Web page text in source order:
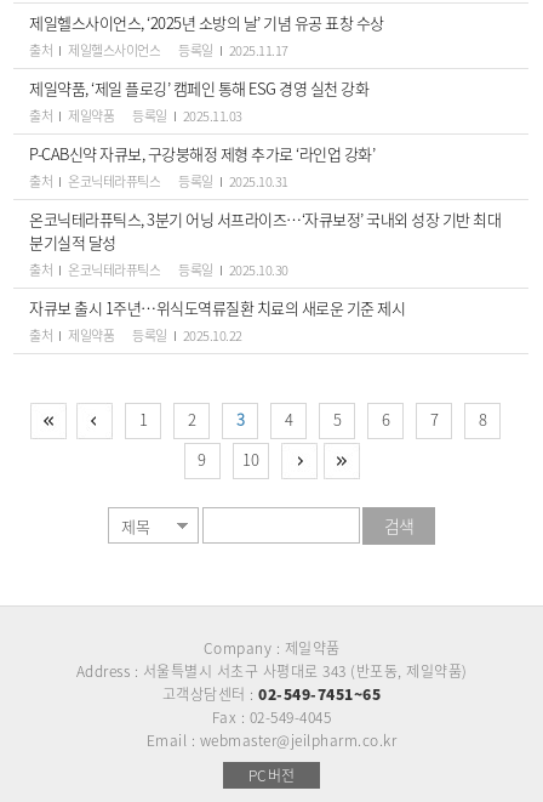
제일헬스사이언스, ‘2025년 소방의 날’ 기념 유공 표창 수상
출처 제일헬스사이언스 등록일 2025.11.17
제일약품, ‘제일 플로깅’ 캠페인 통해 ESG 경영 실천 강화
출처 제일약품 등록일 2025.11.03
P-CAB신약 자큐보, 구강붕해정 제형 추가로 ‘라인업 강화’
출처 온코닉테라퓨틱스 등록일 2025.10.31
온코닉테라퓨틱스, 3분기 어닝 서프라이즈…‘자큐보정’ 국내외 성장 기반 최대
분기실적 달성
출처 온코닉테라퓨틱스 등록일 2025.10.30
자큐보 출시 1주년…위식도역류질환 치료의 새로운 기준 제시
출처 제일약품 등록일 2025.10.22
1 2 3 4 5 6 7
8
9
10
검색
Company : 제일약품
Address : 서울특별시 서초구 사평대로 343 (반포동, 제일약품)
고객상담센터 :02-549-7451~65
Fax : 02-549-4045
Email : webmaster@jeilpharm.co.kr
PC버전